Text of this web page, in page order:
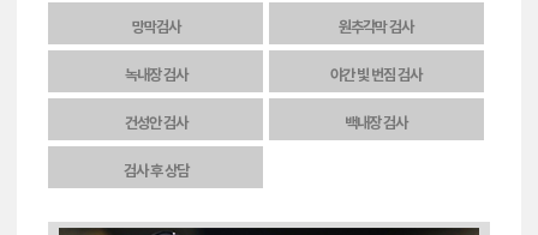
망막검사 원추각막 검사
녹내장 검사 야간 빛 번짐 검사
건성안 검사 백내장 검사
검사 후 상담